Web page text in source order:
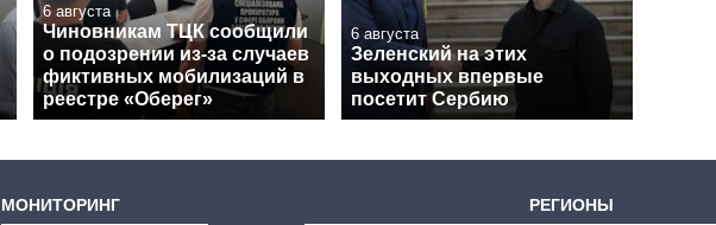
6 августа
Чиновникам ТЦК сообщили
о подозрении из-за случаев
фиктивных мобилизаций в
реестре «Оберег»
6 августа
Зеленский на этих
выходных впервые
посетит Сербию
МОНИТОРИНГ РЕГИОНЫ